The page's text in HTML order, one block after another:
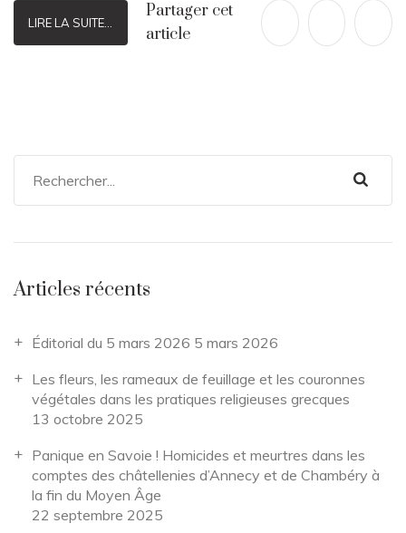
LIRE LA SUITE...
Partager cet
article
Articles récents
Éditorial du 5 mars 2026 5 mars 2026
Les fleurs, les rameaux de feuillage et les couronnes
végétales dans les pratiques religieuses grecques
13 octobre 2025
Panique en Savoie ! Homicides et meurtres dans les
comptes des châtellenies d’Annecy et de Chambéry à
la fin du Moyen Âge
22 septembre 2025